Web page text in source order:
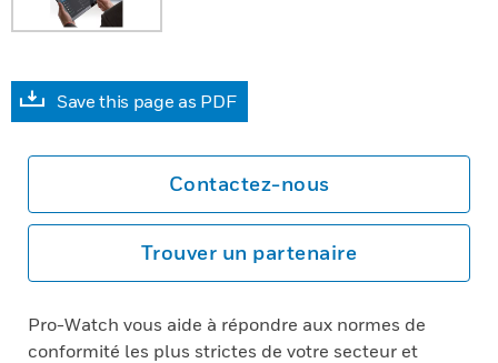
Save this page as PDF
Contactez-nous
Trouver un partenaire
Pro-Watch vous aide à répondre aux normes de
conformité les plus strictes de votre secteur et